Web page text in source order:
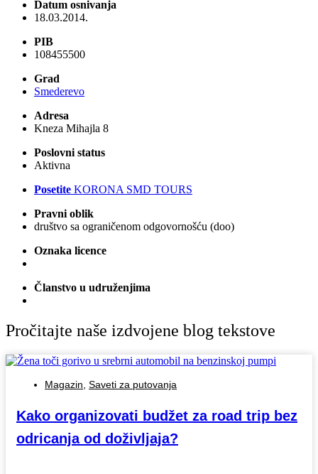
Datum osnivanja
18.03.2014.
PIB
108455500
Grad
Smederevo
Adresa
Kneza Mihajla 8
Poslovni status
Aktivna
Posetite KORONA SMD TOURS
Pravni oblik
društvo sa ograničenom odgovornošću (doo)
Oznaka licence
Članstvo u udruženjima
Pročitajte naše izdvojene blog tekstove
Magazin Saveti za putovanja
Kako organizovati budžet za road trip bez
odricanja od doživljaja?